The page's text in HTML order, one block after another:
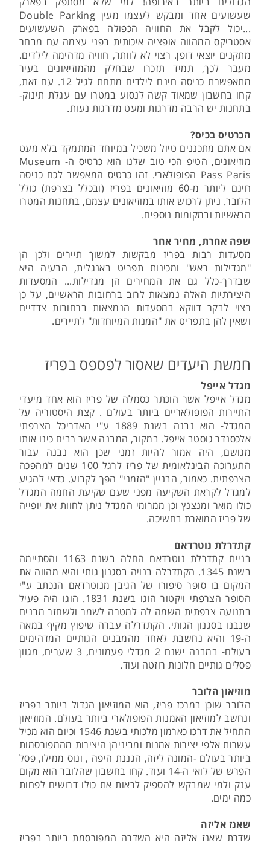
שעשועים אחד ומבקש לעצמו מעין Double Parking
...יכול לקבל את החוויה הכפולה בפארק השעשועים
אסטריקס המהווה אופציה איכותית בפני עצמה עם מבחר
מתקנים יוצאי דופן. רצוי לא לוותר, חוויה מדהימה לילדים.
מעבר לכך, תמיד תזכרו שבחלק מהמוזיאונים בעיר
מתאפשרת כניסה חינם לילדים מתחת לגיל 12. עם זאת,
קחו בחשבון שמאוד קשה לנסוע במטרו עם עגלת תינוק-
בתחנות יש הרבה מדרגות ומעט מדרגות נעות.
הכרטיס בכיס?
אם אתם מתכננים טיול משכיל במיוחד המתמקד בלא מעט
מוזיאונים, הטיפ הכי טוב שלנו הוא כרטיס ה- Museum
Pass Paris הפופולארי. זהו כרטיס המאפשר לכם כניסה
חינם ליותר מ-60 מוזיאונים בפריז (ובכלל בצרפת) כולל
הלובר. ניתן לרכוש אותו במוזיאונים עצמם, בתחנות המטרו
הראשיות ובמקומות נוספים.
שפה אחרת, מחיר אחר
מסעדות רבות בפריז מבקשות למשוך תיירים ולכן הן
"מגדילות ראש" ומכינות תפריט באנגלית, הבעיה היא
שבדרך-כלל גם את המחירים הן מגדילות... המסעדות
היצירתיות האלה נמצאות לרוב ברחובות הראשיים, על כן
רצוי לבקר דווקא במסעדות הנמצאות ברחובות צדדיים
ושאין להן בתפריט את "המנות המיוחדות" לתיירים.
חמשת היעדים שאסור לפספס בפריז
מגדל אייפל
מגדל אייפל אשר הוכתר כסמלה של פריז הוא אחד מיעדי
התיירות הפופולאריים ביותר בעולם . קצת היסטוריה על
המגדל- הוא נבנה בשנת 1889 ע"י האדריכל הצרפתי
אלכסנדר גוסטב אייפל. במקור, המבנה אשר רבים כינו אותו
מגושם, היה אמור להיות זמני שכן הוא נבנה עבור
התערוכה הבינלאומית של פריז לרגל 100 שנים למהפכה
הצרפתית. כאמור, הבניין "הזמני" הפך לקבוע. כדאי להגיע
למגדל לקראת השקיעה מפני שעם שקיעת החמה המגדל
כולו מואר ומנצנץ וכן ממרומי המגדל ניתן לחוות את יופייה
של פריז המוארת בחשיכה.
קתדרלת נוטרדאם
בניית קתדרלת נוטרדאם החלה בשנת 1163 והסתיימה
בשנת 1345. הקתדרלה בנויה בסגנון גותי והיא מהווה את
המקום בו סופר סיפורו של הגיבן מנוטרדאם הנכתב ע"י
הסופר הצרפתי ויקטור הוגו בשנת 1831. הוגו היה פעיל
בתנועה צרפתית השמה לה למטרה לשמר ולשחזר מבנים
שנבנו בסגנון הגותי. הקתדרלה עברה שיפוץ מקיף במאה
ה-19 והיא נחשבת לאחד מהמבנים הגותיים המדהימים
בעולם- במבנה ישנם 2 מגדלי פעמונים, 3 שערים, מגוון
פסלים גותיים חלונות רוזטה ועוד.
מוזיאון הלובר
הלובר שוכן במרכז פריז, הוא המוזיאון הגדול ביותר בפריז
ונחשב למוזיאון האמנות הפופולארי ביותר בעולם. המוזיאון
התחיל את דרכו כארמון מלכותי בשנת 1546 וכיום הוא מכיל
עשרות אלפי יצירות אמנות ומביניהן היצירות מהמפורסמות
ביותר בעולם -המונה ליזה, הגננת היפה , ונוס ממילו, פסל
הפרש של לואי ה-14 ועוד. קחו בחשבון שהלובר הוא מקום
ענק ולמי שמבקש להספיק לראות את כולו דרושים לפחות
כמה ימים.
שאנז אליזה
שדרת שאנז אליזה היא השדרה המפורסמת ביותר בפריז